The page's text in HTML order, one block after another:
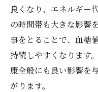
良くなり、エネルギー
の時間帯も大きな影響
事をとることで、血糖
持続しやすくなります
康全般にも良い影響を
がります。